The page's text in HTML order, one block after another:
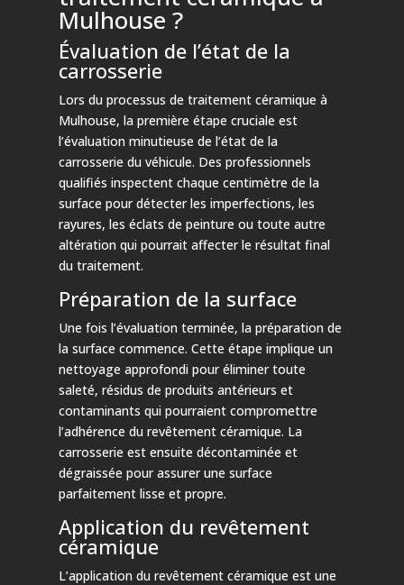
Mulhouse ?
Évaluation de l’état de la
carrosserie
Lors du processus de traitement céramique à
Mulhouse, la première étape cruciale est
l’évaluation minutieuse de l’état de la
carrosserie du véhicule. Des professionnels
qualifiés inspectent chaque centimètre de la
surface pour détecter les imperfections, les
rayures, les éclats de peinture ou toute autre
altération qui pourrait affecter le résultat final
du traitement.
Préparation de la surface
Une fois l’évaluation terminée, la préparation de
la surface commence. Cette étape implique un
nettoyage approfondi pour éliminer toute
saleté, résidus de produits antérieurs et
contaminants qui pourraient compromettre
l’adhérence du revêtement céramique. La
carrosserie est ensuite décontaminée et
dégraissée pour assurer une surface
parfaitement lisse et propre.
Application du revêtement
céramique
L’application du revêtement céramique est une